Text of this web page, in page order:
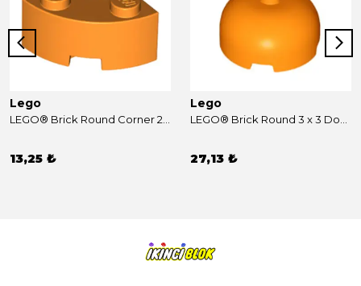
Lego
13,25 ₺
Lego
27,13 ₺